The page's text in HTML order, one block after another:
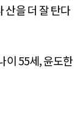
산을 더 잘 탄다
이 55세, 윤도한